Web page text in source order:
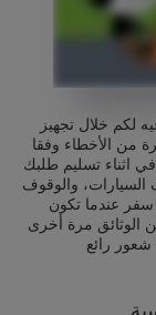
لكم خلال تجهيز
من الأخطاء وفقا
اثناء تسليم طلبك
والوقوف
سفر عندما تكون
الوثائق مرة أخرى
رائع